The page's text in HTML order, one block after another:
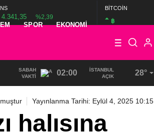
4.341,35 %2,39
BİTCOİN
฿
SPOR EKONOMI
SABAH
VAKTI
02:00
İSTANBUL
AÇIK
28°
Yayınlanma Tarihi: Eylül 4, 2025 10:15
halısına